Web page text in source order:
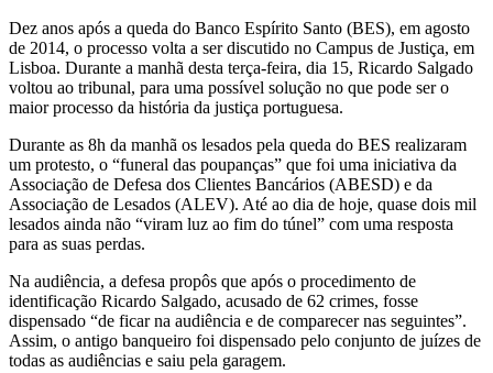
Dez anos após a queda do Banco Espírito Santo (BES), em agosto
de 2014, o processo volta a ser discutido no Campus de Justiça, em
Lisboa. Durante a manhã desta terça-feira, dia 15, Ricardo Salgado
voltou ao tribunal, para uma possível solução no que pode ser o
maior processo da história da justiça portuguesa.
Durante as 8h da manhã os lesados pela queda do BES realizaram
um protesto, o “funeral das poupanças” que foi uma iniciativa da
Associação de Defesa dos Clientes Bancários (ABESD) e da
Associação de Lesados (ALEV). Até ao dia de hoje, quase dois mil
lesados ainda não “viram luz ao fim do túnel” com uma resposta
para as suas perdas.
Na audiência, a defesa propôs que após o procedimento de
identificação Ricardo Salgado, acusado de 62 crimes, fosse
dispensado “de ficar na audiência e de comparecer nas seguintes”.
Assim, o antigo banqueiro foi dispensado pelo conjunto de juízes de
todas as audiências e saiu pela garagem.